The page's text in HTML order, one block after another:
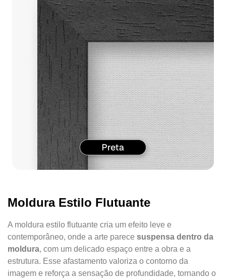
Moldura Estilo Flutuante
A moldura estilo flutuante cria um efeito leve e
contemporâneo, onde a arte parece suspensa dentro da
moldura, com um delicado espaço entre a obra e a
estrutura. Esse afastamento valoriza o contorno da
imagem e reforça a sensação de profundidade, tornando o